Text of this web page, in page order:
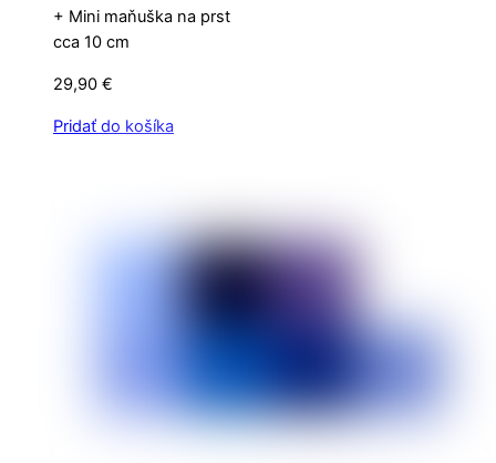
+ Mini maňuška na prst
cca 10 cm
29,90 €
Pridať do košíka